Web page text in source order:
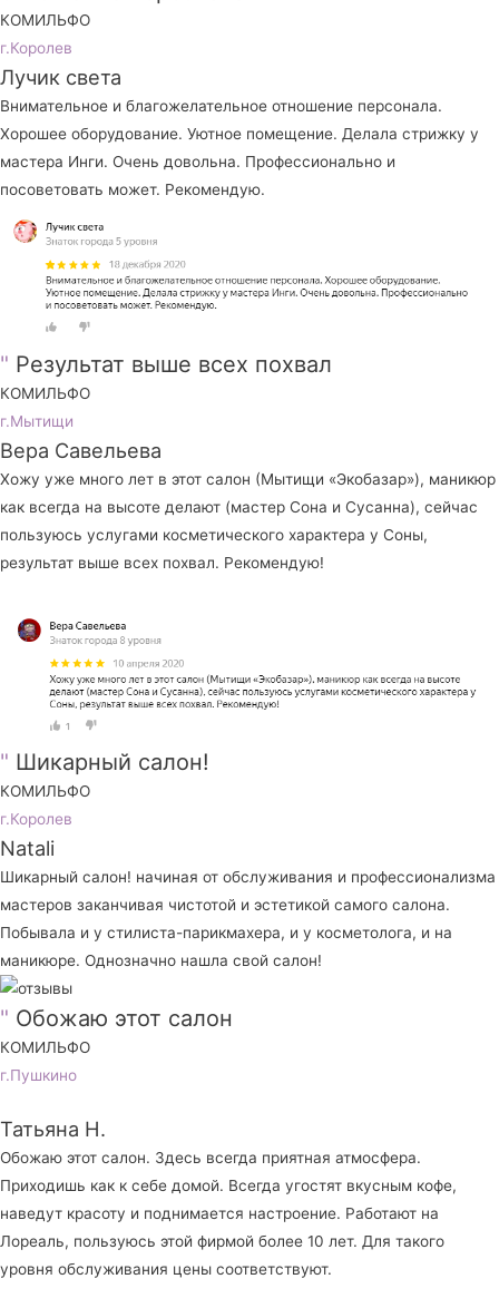
КОМИЛЬФО
г.Королев
Лучик света
Внимательное и благожелательное отношение персонала.
Хорошее оборудование. Уютное помещение. Делала стрижку у
мастера Инги. Очень довольна. Профессионально и
посоветовать может. Рекомендую.
" Результат выше всех похвал
КОМИЛЬФО
г.Мытищи
Вера Савельева
Хожу уже много лет в этот салон (Мытищи «Экобазар»), маникюр
как всегда на высоте делают (мастер Сона и Сусанна), сейчас
пользуюсь услугами косметического характера у Соны,
результат выше всех похвал. Рекомендую!
" Шикарный салон!
КОМИЛЬФО
г.Королев
Natali
Шикарный салон! начиная от обслуживания и профессионализма
мастеров заканчивая чистотой и эстетикой самого салона.
Побывала и у стилиста-парикмахера, и у косметолога, и на
маникюре. Однозначно нашла свой салон!
" Обожаю этот салон
КОМИЛЬФО
г.Пушкино
Татьяна Н.
Обожаю этот салон. Здесь всегда приятная атмосфера.
Приходишь как к себе домой. Всегда угостят вкусным кофе,
наведут красоту и поднимается настроение. Работают на
Лореаль, пользуюсь этой фирмой более 10 лет. Для такого
уровня обслуживания цены соответствуют.